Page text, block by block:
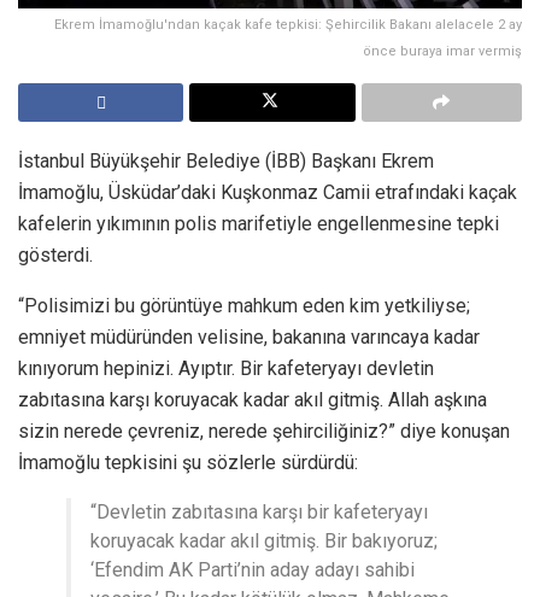
Ekrem İmamoğlu'ndan kaçak kafe tepkisi: Şehircilik Bakanı alelacele 2 ay
önce buraya imar vermiş
İstanbul Büyükşehir Belediye (İBB) Başkanı Ekrem
İmamoğlu, Üsküdar’daki Kuşkonmaz Camii etrafındaki kaçak
kafelerin yıkımının polis marifetiyle engellenmesine tepki
gösterdi.
“Polisimizi bu görüntüye mahkum eden kim yetkiliyse;
emniyet müdüründen velisine, bakanına varıncaya kadar
kınıyorum hepinizi. Ayıptır. Bir kafeteryayı devletin
zabıtasına karşı koruyacak kadar akıl gitmiş. Allah aşkına
sizin nerede çevreniz, nerede şehirciliğiniz?” diye konuşan
İmamoğlu tepkisini şu sözlerle sürdürdü:
“Devletin zabıtasına karşı bir kafeteryayı
koruyacak kadar akıl gitmiş. Bir bakıyoruz;
‘Efendim AK Parti’nin aday adayı sahibi